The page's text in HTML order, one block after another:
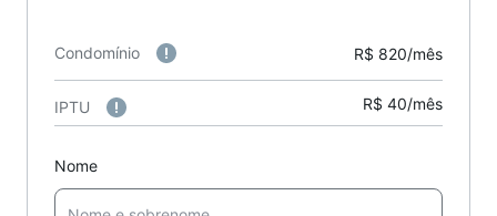
Condomínio R$ 820/mês
IPTU R$ 40/mês
Nome